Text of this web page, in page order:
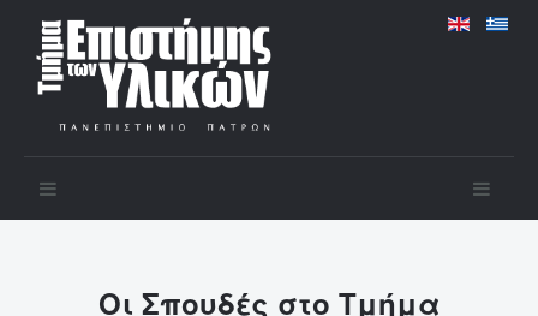
Οι Σπουδές στο Τμήμα